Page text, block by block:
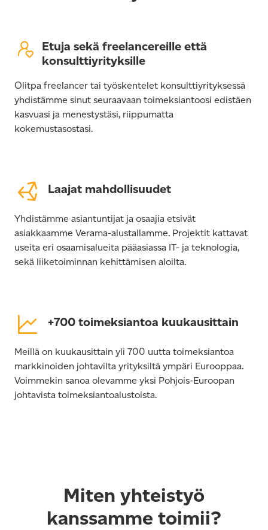
Etuja sekä freelancereille että
konsulttiyrityksille
Olitpa freelancer tai työskentelet konsulttiyrityksessä
yhdistämme sinut seuraavaan toimeksiantoosi edistäen
kasvuasi ja menestystäsi, riippumatta
kokemustasostasi.
Laajat mahdollisuudet
Yhdistämme asiantuntijat ja osaajia etsivät
asiakkaamme Verama-alustallamme. Projektit kattavat
useita eri osaamisalueita pääasiassa IT- ja teknologia,
sekä liiketoiminnan kehittämisen aloilta.
+700 toimeksiantoa kuukausittain
Meillä on kuukausittain yli 700 uutta toimeksiantoa
markkinoiden johtavilta yrityksiltä ympäri Eurooppaa.
Voimmekin sanoa olevamme yksi Pohjois-Euroopan
johtavista toimeksiantoalustoista.
Miten yhteistyö
kanssamme toimii?